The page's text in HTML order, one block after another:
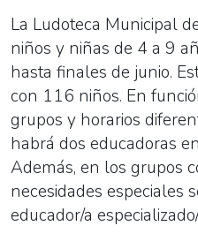
La Ludoteca Municipal
niños y niñas de 4 a 9
hasta finales de junio.
con 116 niños. En
grupos y horarios
habrá dos educadoras
Además, en los grupos
necesidades especiales
educador/a